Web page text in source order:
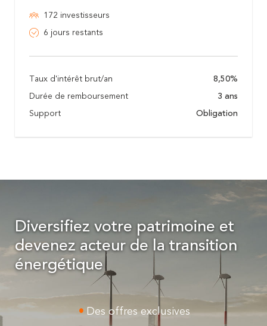
172 investisseurs
6 jours restants
Taux d'intérêt brut/an 8,50%
Durée de remboursement 3 ans
Support Obligation
Diversifiez votre patrimoine et
devenez acteur de la transition
énergétique
Des offres exclusives